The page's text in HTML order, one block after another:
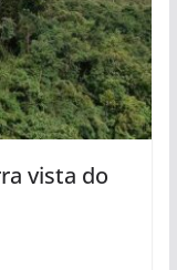
vista do